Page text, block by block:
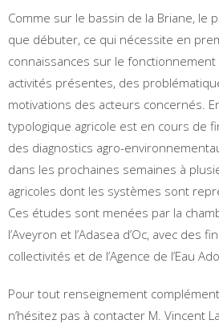
Comme sur le bassin de la Briane, le
que débuter, ce qui nécessite en
connaissances sur le
activités présentes, des
motivations des acteurs concernés.
typologique agricole est en cours de
des diagnostics agro-
dans les prochaines semaines à
agricoles dont les systèmes sont
Ces études sont menées par la
l’Aveyron et l’Adasea d’Oc, avec des
collectivités et de l’Agence de l’Eau
Pour tout renseignement
n’hésitez pas à contacter M. Vincent